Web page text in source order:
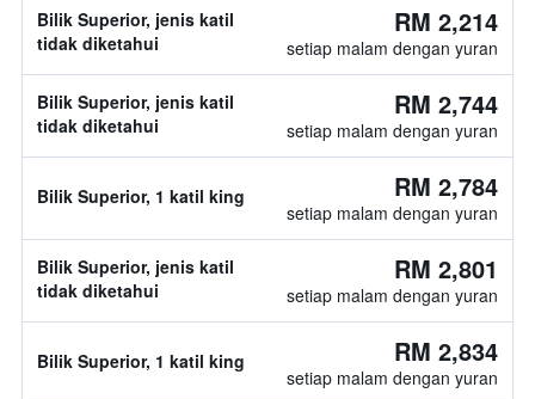
Bilik Superior, jenis katil
tidak diketahui
RM 2,214
setiap malam dengan yuran
Bilik Superior, jenis katil
tidak diketahui
RM 2,744
setiap malam dengan yuran
Bilik Superior, 1 katil king RM 2,784
setiap malam dengan yuran
Bilik Superior, jenis katil
tidak diketahui
RM 2,801
setiap malam dengan yuran
Bilik Superior, 1 katil king RM 2,834
setiap malam dengan yuran